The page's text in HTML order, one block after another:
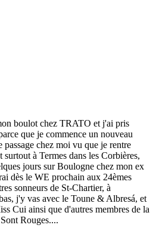
boulot chez TRATO et j'ai pris
que je commence un nouveau
chez moi vu que je rentre
surtout à Termes dans les Corbières,
jours sur Boulogne chez mon ex
dès le WE prochain aux 24èmes
sonneurs de St-Chartier, à
j'y vas avec le Toune & Albresá, et
Cui ainsi que d'autres membres de la
Rouges....